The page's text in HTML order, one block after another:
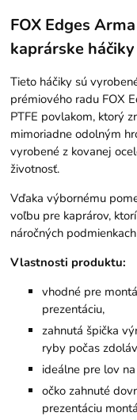
FOX Edges
kaprárske
Tieto háčiky sú
prémiového radu FOX
PTFE povlakom, ktorý
mimoriadne odolným
vyrobené z kovanej
životnosť.
Vďaka výbornému
voľbu pre kaprárov,
náročných
Vlastnosti produktu:
vhodné pre
prezentáciu,
zahnutá špička
ryby počas
ideálne pre lov
očko zahnuté
prezentáciu